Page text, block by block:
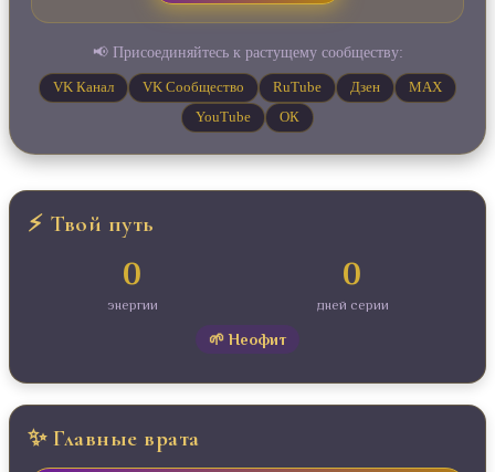
📢 Присоединяйтесь к растущему сообществу:
VK Канал VK Сообщество RuTube Дзен
MAX
YouTube
ОК
⚡ Твой путь
0
энергии
0
дней серии
🌱 Неофит
✨ Главные врата